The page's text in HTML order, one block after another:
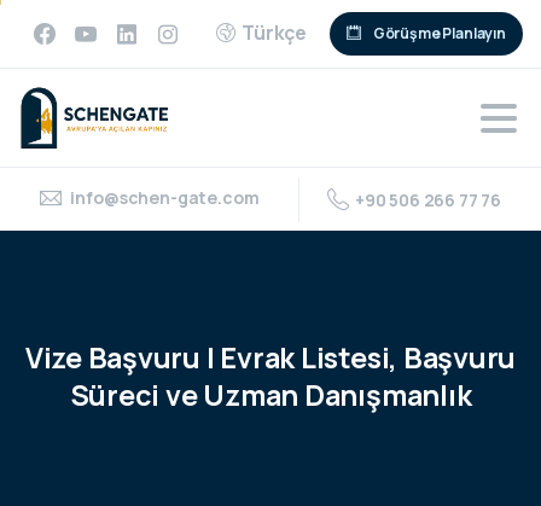
Türkçe Görüşme Planlayın
info@schen-gate.com +90 506 266 77 76
Vize Başvuru | Evrak Listesi, Başvuru
Süreci ve Uzman Danışmanlık